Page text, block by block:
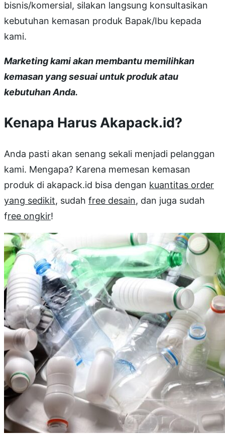
bisnis/komersial, silakan langsung konsultasikan
kebutuhan kemasan produk Bapak/Ibu kepada
kami.
Marketing kami akan membantu memilihkan
kemasan yang sesuai untuk produk atau
kebutuhan Anda.
Kenapa Harus Akapack.id?
Anda pasti akan senang sekali menjadi pelanggan
kami. Mengapa? Karena memesan kemasan
produk di akapack.id bisa dengan kuantitas order
yang sedikit, sudah free desain, dan juga sudah
free ongkir!